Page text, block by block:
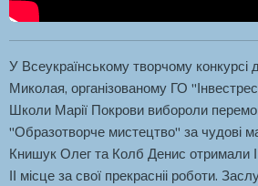
У Всеукраїнському творчому конкурсі
Миколая, організованому ГО
Школи Марії Покрови вибороли
"Образотворче мистецтво" за чудові
Книшук Олег та Колб Денис отримали
ІІ місце за свої прекрасніі роботи.